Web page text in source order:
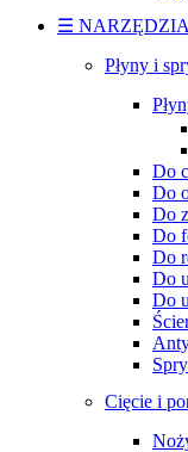
☰ NARZĘDZIA
Płyny i
Do
Do
Do
Do
Do
Do
Do
Cięcie i